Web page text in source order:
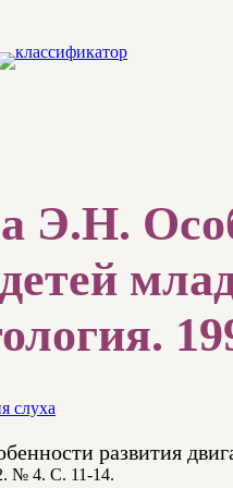
Э.Н.
слуха
развития
№ 4. С. 11-14.